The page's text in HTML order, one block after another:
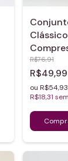
R$76,91
R$49,99
ou
R$18,31